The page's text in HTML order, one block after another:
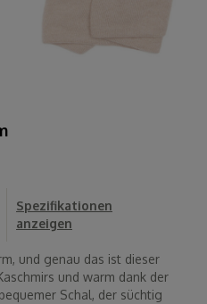
Spezifikationen
anzeigen
und genau das ist dieser
und warm dank der
Schal, der süchtig